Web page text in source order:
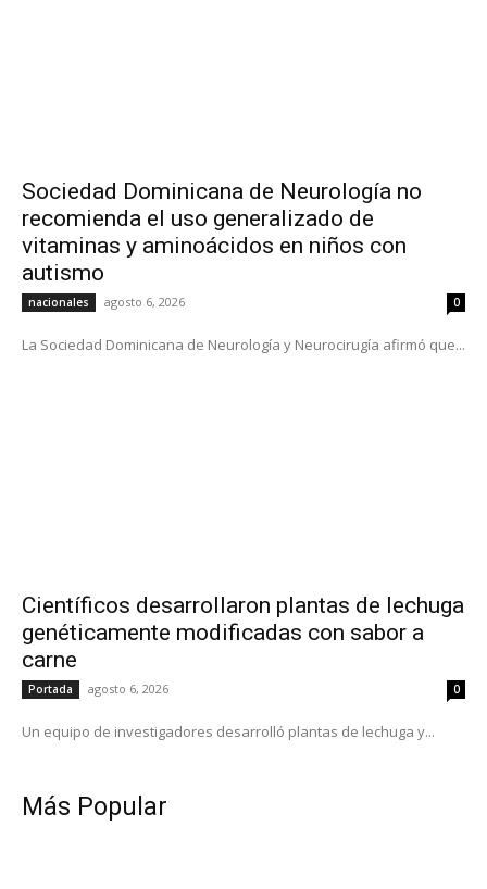
Sociedad Dominicana de Neurología no
recomienda el uso generalizado de
vitaminas y aminoácidos en niños con
autismo
nacionales agosto 6, 2026 0
La Sociedad Dominicana de Neurología y Neurocirugía afirmó que...
Científicos desarrollaron plantas de lechuga
genéticamente modificadas con sabor a
carne
Portada agosto 6, 2026 0
Un equipo de investigadores desarrolló plantas de lechuga y...
Más Popular